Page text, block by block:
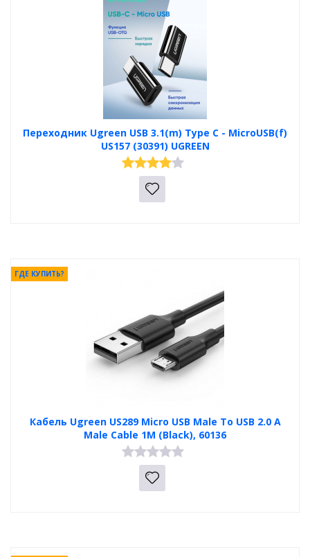
Переходник Ugreen USB 3.1(m) Type C - MicroUSB(f)
US157 (30391) UGREEN
Кабель Ugreen US289 Micro USB Male To USB 2.0 A
Male Cable 1M (Black), 60136
ГДЕ КУПИТЬ?